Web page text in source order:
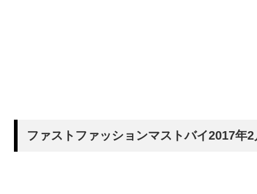
ファストファッションマストバイ2017年2